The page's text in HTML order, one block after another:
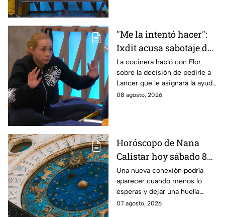
"Me la intentó hacer":
Ixdit acusa sabotaje de
Ramahá en la pasada
gala de salvación de
MasterChef 24/7
La cocinera habló con Flor
sobre la decisión de pedirle a
Lancer que le asignara la ayuda
de Ramahá y no la de Daniela
08 agosto, 2026
Horóscopo de Nana
Calistar hoy sábado 8
de agosto del 2026 para
cada signo; una
conexión inesperada
podría transformar tus
Una nueva conexión podría
aparecer cuando menos lo
esperas y dejar una huella
importante.
07 agosto, 2026